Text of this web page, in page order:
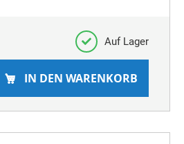
Auf Lager
IN DEN WARENKORB